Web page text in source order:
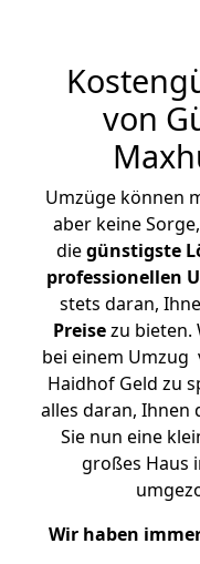
von
Umzüge können
aber keine
diegünstigste
professionellen
stets daran,
Preisezu bieten.
bei einem Umzug
Haidhof Geld zu
alles daran, Ihnen
Sie nun eine
großes Haus
Wir haben